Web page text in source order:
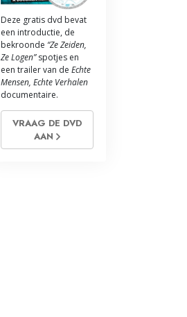
Deze gratis dvd bevat
een introductie, de
bekroonde “Ze Zeiden,
Ze Logen”spotjes en
een trailer van de Echte
Mensen, Echte Verhalen
documentaire.
VRAAG DE DVD
AAN